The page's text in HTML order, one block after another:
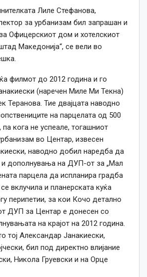
Лиле Стефанова,
за урбанизам бил запрашан и
Офицерскиот дом и хотелскиот
Македонија“, се вели во
филмот до 2012 година и го
(наречен Миле Ми Текна)
Теранова. Тие двајцата наводно
на парцелата од 500
кога не успеале, тогашниот
во Центар, извесен
наводно добил наредба да
и дополнувања на ДУП-от за „Мал
парцела да испланира градба
вклучила и планерската куќа
перипетии, за кои Кочо детално
ДУП за Центар е донесен со
на крајот на 2012 година.
тој Александар Јанакиески,
бил под директно влијание
Никола Груевски и на Орце